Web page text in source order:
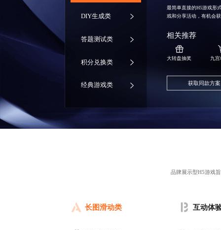
DIY生成类
答题测试类
积分兑换类
经典游戏类
最简单直接的H5游戏形
戏和分享活动，有机会
相关推荐
大转盘抽奖 九
获取同款方案
品牌展示型H5游戏
长图滑动类 互动体